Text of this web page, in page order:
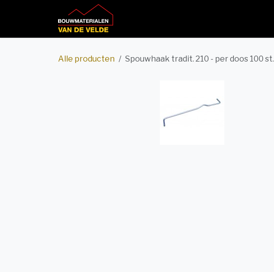
Alle producten Spouwhaak tradit. 210 - per doos 100 st.